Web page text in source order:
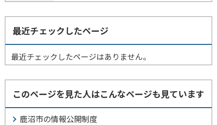
最近チェックしたページ
最近チェックしたページはありません。
このページを見た人はこんなページも見ています
鹿沼市の情報公開制度